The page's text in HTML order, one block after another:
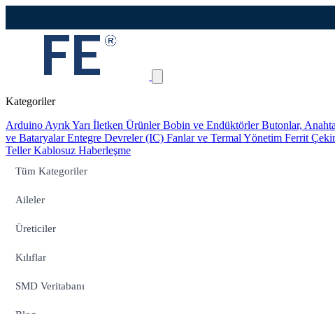
Kategoriler
Arduino Ayrık Yarı İletken ÜrünlerBobin ve EndüktörlerButonlar,
ve BataryalarEntegre Devreler (IC) Fanlar ve Termal Yönetim Ferrit
TellerKablosuz Haberleşme
Tüm Kategoriler
Aileler
Üreticiler
Kılıflar
SMD Veritabanı